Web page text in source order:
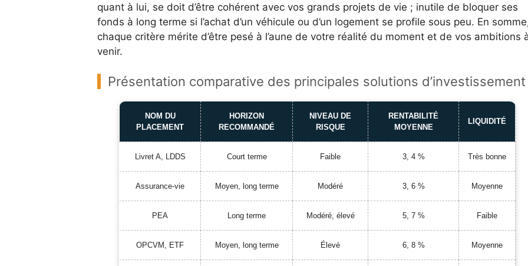
quant à lui, se doit d’être cohérent avec vos grands projets de vie ; inutile de bloquer ses
fonds à long terme si l’achat d’un véhicule ou d’un logement se profile sous peu. En
chaque critère mérite d’être pesé à l’aune de votre réalité du moment et de vos ambitions
venir.
Présentation comparative des principales solutions d’investissement
NOM DU
PLACEMENT
HORIZON
RECOMMANDÉ
NIVEAU DE
RISQUE
RENTABILITÉ
MOYENNE
LIQUIDITÉ
Livret A, LDDS Court terme Faible 3, 4 % Très bonne
Assurance-vie Moyen, long terme Modéré 3, 6 % Moyenne
PEA Long terme Modéré, élevé 5, 7 % Faible
OPCVM, ETF Moyen, long terme Élevé 6, 8 % Moyenne